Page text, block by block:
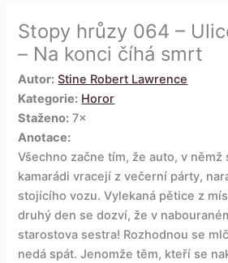
Stopy hrůzy 064 –
– Na konci číhá smrt
Autor: Stine Robert Lawrence
Kategorie: Horor
Staženo: 7×
Anotace:
Všechno začne tím, že auto, v němž
kamarádi vracejí z večerní párty,
stojícího vozu. Vylekaná pětice z
druhý den se dozví, že v
starostova sestra! Rozhodnou se
nedá spát. Jenomže těm, kteří se